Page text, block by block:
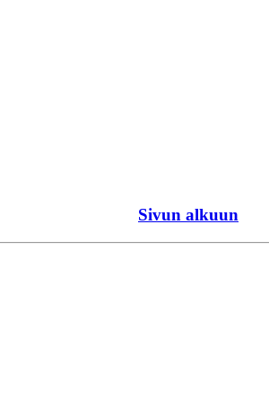
Sivun alkuun